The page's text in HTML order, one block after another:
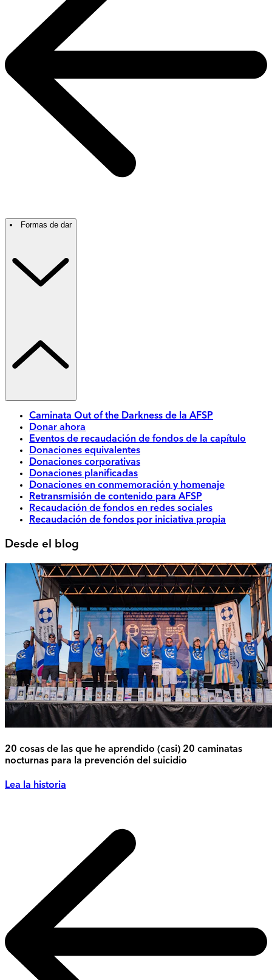
Formas de dar
Caminata Out of the Darkness de la AFSP
Donar ahora
Eventos de recaudación de fondos de la capítulo
Donaciones equivalentes
Donaciones corporativas
Donaciones planificadas
Donaciones en conmemoración y homenaje
Retransmisión de contenido para AFSP
Recaudación de fondos en redes sociales
Recaudación de fondos por iniciativa propia
Desde el blog
20 cosas de las que he aprendido (casi) 20 caminatas
nocturnas para la prevención del suicidio
Lea la historia